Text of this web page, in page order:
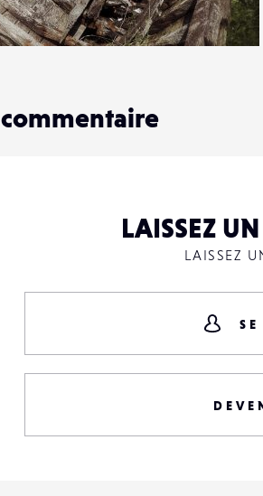
15
commentaire
LAISSEZ
LAISSEZ